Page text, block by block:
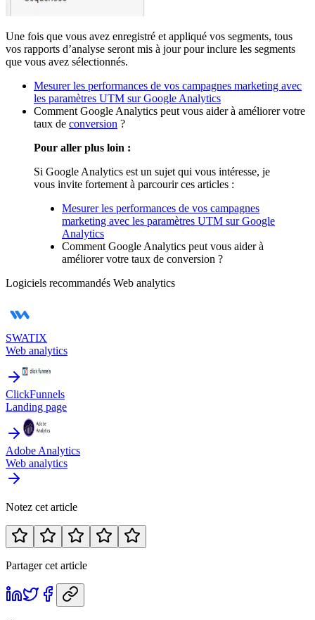
Une fois que vous avez enregistré et appliqué vos segments, tous
vos rapports d’analyse seront mis à jour pour inclure les segments
que vous avez sélectionnés.
Mesurer les performances de vos campagnes marketing avec
les paramètres UTM sur Google Analytics
Comment Google Analytics peut vous aider à améliorer votre
taux de conversion ?
Pour aller plus loin :
Si Google Analytics est un sujet qui vous intéresse, je
vous invite fortement à parcourir ces articles :
Mesurer les performances de vos campagnes
marketing avec les paramètres UTM sur Google
Analytics
Comment Google Analytics peut vous aider à
améliorer votre taux de conversion ?
Logiciels recommandés Web analytics
SWATIX
Web analytics
ClickFunnels
Landing page
Adobe Analytics
Web analytics
Notez cet article
Partager cet article